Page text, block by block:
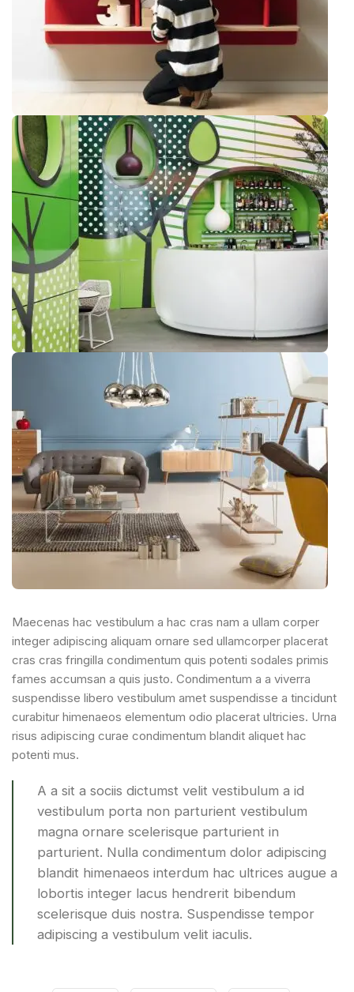
Maecenas hac vestibulum a hac cras nam a ullam corper
integer adipiscing aliquam ornare sed ullamcorper placerat
cras cras fringilla condimentum quis potenti sodales primis
fames accumsan a quis justo. Condimentum a a viverra
suspendisse libero vestibulum amet suspendisse a tincidunt
curabitur himenaeos elementum odio placerat ultricies. Urna
risus adipiscing curae condimentum blandit aliquet hac
potenti mus.
A a sit a sociis dictumst velit vestibulum a id
vestibulum porta non parturient vestibulum
magna ornare scelerisque parturient in
parturient. Nulla condimentum dolor adipiscing
blandit himenaeos interdum hac ultrices augue a
lobortis integer lacus hendrerit bibendum
scelerisque duis nostra. Suspendisse tempor
adipiscing a vestibulum velit iaculis.